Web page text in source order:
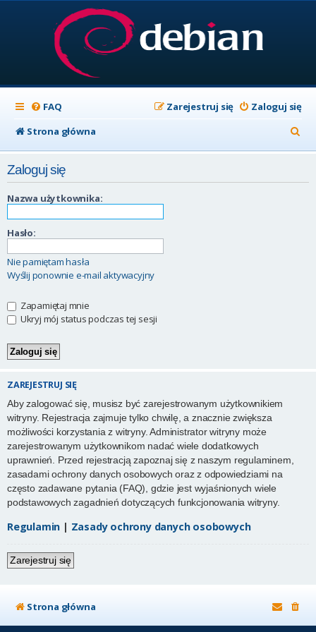
FAQ Zaloguj się
Zarejestruj się
Strona główna
z
Zaloguj się
Nazwa użytkownika:
Hasło:
Nie pamiętam hasła
Wyślij ponownie e-mail aktywacyjny
Zapamiętaj mnie
Ukryj mój status podczas tej sesji
ZAREJESTRUJ SIĘ
Aby zalogować się, musisz być zarejestrowanym użytkownikiem
witryny. Rejestracja zajmuje tylko chwilę, a znacznie zwiększa
możliwości korzystania z witryny. Administrator witryny może
zarejestrowanym użytkownikom nadać wiele dodatkowych
uprawnień. Przed rejestracją zapoznaj się z naszym regulaminem,
zasadami ochrony danych osobowych oraz z odpowiedziami na
często zadawane pytania (FAQ), gdzie jest wyjaśnionych wiele
podstawowych zagadnień dotyczących funkcjonowania witryny.
Regulamin | Zasady ochrony danych osobowych
Zarejestruj się
Strona główna